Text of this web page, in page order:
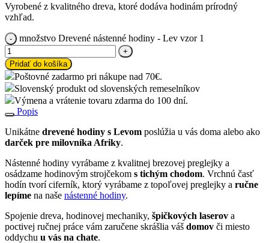
Vyrobené z kvalitného dreva, ktoré dodáva hodinám prírodný
vzhľad.
množstvo Drevené nástenné hodiny - Lev vzor 1
Pridať do košíka
Poštovné zadarmo pri nákupe nad 70€.
Slovenský produkt od slovenských remeselníkov
Výmena a vrátenie tovaru zdarma do 100 dní.
Popis
Unikátne drevené hodiny s Levom poslúžia u vás doma alebo ako
darček pre milovníka Afriky.
Nástenné hodiny vyrábame z kvalitnej brezovej preglejky a
osádzame hodinovým strojčekom s tichým chodom. Vrchnú časť
hodín tvorí ciferník, ktorý vyrábame z topoľovej preglejky a ručne
lepíme na naše nástenné hodiny.
Spojenie dreva, hodinovej mechaniky, špičkových laserov a
poctivej ručnej práce vám zaručene skrášlia váš domov či miesto
oddychu u vás na chate.